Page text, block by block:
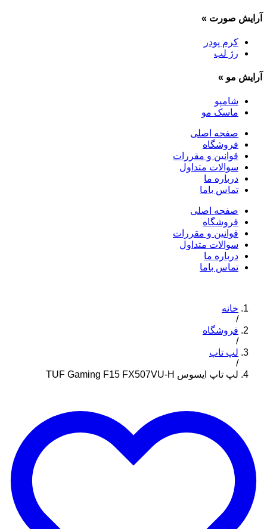
آرایش صورت »
کرم پودر
رژ لب
آرایش مو »
شامپو
ماسک مو
صفحه اصلی
فروشگاه
قوانین و مقررات
سوالات متداول
درباره ما
تماس باما
صفحه اصلی
فروشگاه
قوانین و مقررات
سوالات متداول
درباره ما
تماس باما
خانه
/
فروشگاه
/
لپ تاپ
/
لپ تاپ ایسوس TUF Gaming F15 FX507VU-H